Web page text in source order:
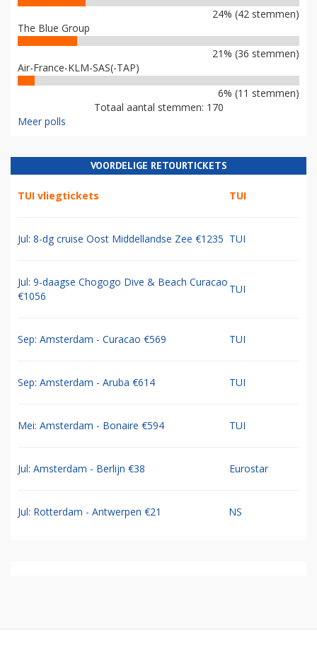
24% (42 stemmen)
The Blue Group
21% (36 stemmen)
Air-France-KLM-SAS(-TAP)
6% (11 stemmen)
Totaal aantal stemmen: 170
Meer polls
VOORDELIGE RETOURTICKETS
TUI vliegtickets TUI
Jul: 8-dg cruise Oost Middellandse Zee €1235 TUI
Jul: 9-daagse Chogogo Dive & Beach Curacao
€1056
TUI
Sep: Amsterdam - Curacao €569 TUI
Sep: Amsterdam - Aruba €614 TUI
Mei: Amsterdam - Bonaire €594 TUI
Jul: Amsterdam - Berlijn €38 Eurostar
Jul: Rotterdam - Antwerpen €21 NS